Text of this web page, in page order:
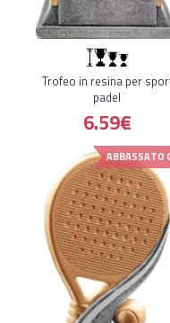
Trofeo in resina per
padel
6.59€
ABBASSATO